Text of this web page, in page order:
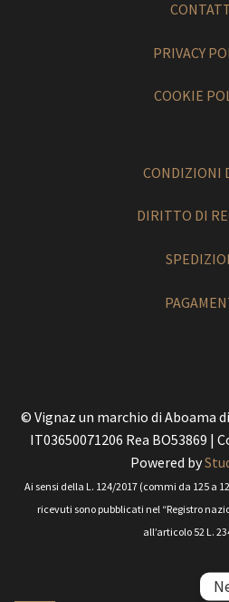
PRIVACY
COOKIE
CONDIZIONI
DIRITTO DI
© Vignaz un marchio di Aboama
IT03650071206 Rea BO53869 |
Powered by
Ai sensi della L. 124/2017 (commi da 125 a
ricevuti sono pubblicati nel “Registro
all’articolo 52 L.